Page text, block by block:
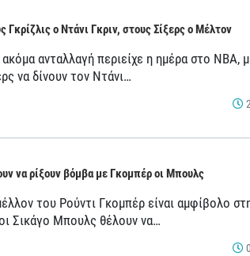
Γκρίζλις ο Ντάνι Γκριν, στους Σίξερς ο Μέλτον
ανταλλαγή περιείχε η ημέρα στο ΝΒΑ,
να δίνουν τον Ντάνι…
να ρίξουν βόμβα με Γκομπέρ οι Μπουλς
του Ρούντι Γκομπέρ είναι αμφίβολο
Σικάγο Μπουλς θέλουν να…